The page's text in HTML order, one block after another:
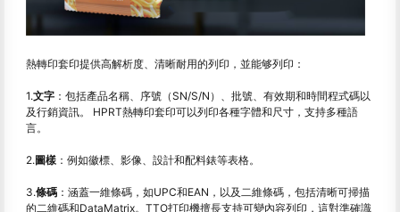
熱轉印套印提供高解析度、清晰耐用的列印，並能够列印：
1.文字 ：包括產品名稱、序號（SN/S/N）、批號、有效期和時間程式碼以
及行銷資訊。 HPRT熱轉印套印可以列印各種字體和尺寸，支持多種語
言。
2.圖樣 ：例如徽標、影像、設計和配料錶等表格。
3.條碼 ：涵蓋一維條碼，如UPC和EAN，以及二維條碼，包括清晰可掃描
的二維碼和DataMatrix。TTO打印機擅長支持可變內容列印，這對準確識